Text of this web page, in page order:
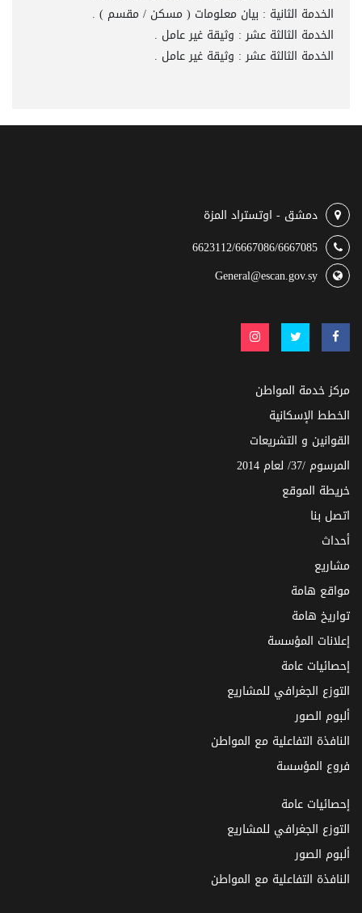
الخدمة الثانية : بيان معلومات ( مسكن / مقسم ) .
الخدمة الثالثة عشر : وثيقة غير عامل .
الخدمة الثالثة عشر : وثيقة غير عامل .
دمشق - اوتستراد المزة
6623112/6667086/6667085
General@escan.gov.sy
مركز خدمة المواطن
الخطط الإسكانية
القوانين و التشريعات
المرسوم /37/ لعام 2014
خريطة الموقع
اتصل بنا
أحداث
مشاريع
مواقع هامة
تواريخ هامة
إعلانات المؤسسة
إحصائيات عامة
التوزع الجغرافي للمشاريع
ألبوم الصور
النافذة التفاعلية مع المواطن
فروع المؤسسة
إحصائيات عامة
التوزع الجغرافي للمشاريع
ألبوم الصور
النافذة التفاعلية مع المواطن